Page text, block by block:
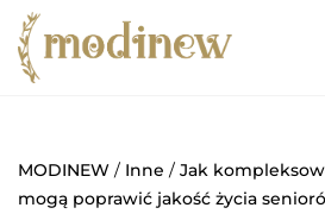
MODINEW / Inne / Jak
mogą poprawić jakość życia